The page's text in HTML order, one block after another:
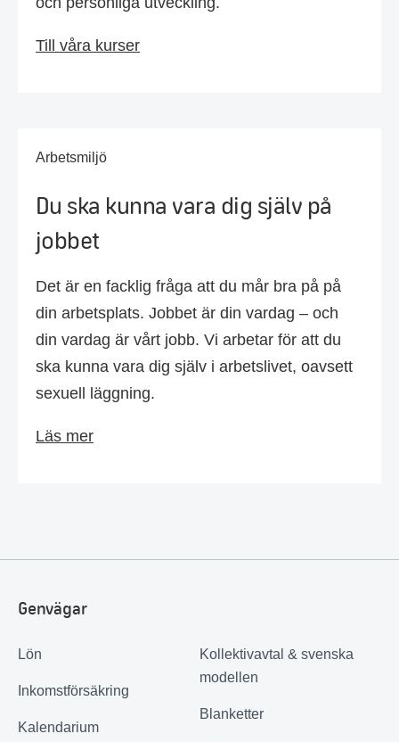
Till våra kurser
Arbetsmiljö
Du ska kunna vara dig själv på
jobbet
Det är en facklig fråga att du mår bra på på
din arbetsplats. Jobbet är din vardag – och
din vardag är vårt jobb. Vi arbetar för att du
ska kunna vara dig själv i arbetslivet, oavsett
sexuell läggning.
Läs mer
Genvägar
Lön
Inkomstförsäkring
Kalendarium
Kollektivavtal & svenska
modellen
Blanketter